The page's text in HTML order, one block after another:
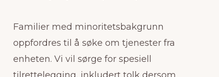
Familier med minoritetsbakgrunn
oppfordres til å søke om tjenester fra
enheten. Vi vil sørge for spesiell